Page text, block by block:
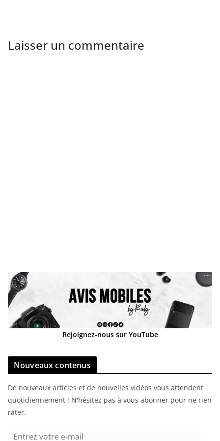
Laisser un commentaire
Rejoignez-nous sur YouTube
Nouveaux contenus
De nouveaux articles et de nouvelles vidéos vous attendent
quotidiennement ! N'hésitez pas à vous abonner pour ne rien
rater.